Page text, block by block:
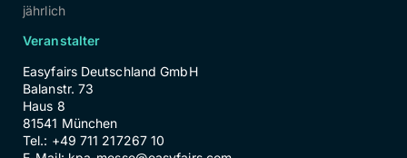
jährlich
Veranstalter
Easyfairs Deutschland GmbH
Balanstr. 73
Haus 8
81541 München
Tel.: +49 711 217267 10